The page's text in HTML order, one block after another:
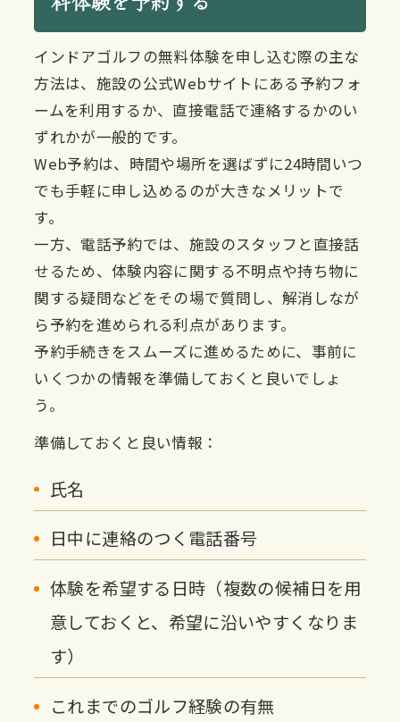
インドアゴルフの無料体験を申し込む際の主な
方法は、施設の公式Webサイトにある予約フォ
ームを利用するか、直接電話で連絡するかのい
ずれかが一般的です。
Web予約は、時間や場所を選ばずに24時間いつ
でも手軽に申し込めるのが大きなメリットで
す。
一方、電話予約では、施設のスタッフと直接話
せるため、体験内容に関する不明点や持ち物に
関する疑問などをその場で質問し、解消しなが
ら予約を進められる利点があります。
予約手続きをスムーズに進めるために、事前に
いくつかの情報を準備しておくと良いでしょ
う。
準備しておくと良い情報：
氏名
日中に連絡のつく電話番号
体験を希望する日時（複数の候補日を用
意しておくと、希望に沿いやすくなりま
す）
これまでのゴルフ経験の有無